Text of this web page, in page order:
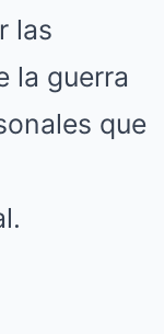
las
la guerra
que